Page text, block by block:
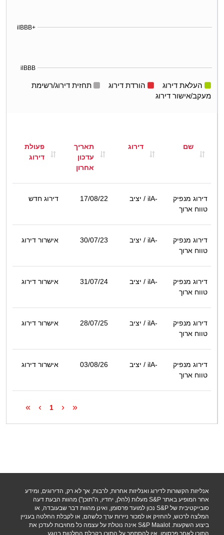
ilBBB
ilBBB+
העלאת דירוג הורדת דירוג
תחזית דירוג/רשימת
מעקב/אישור דירוג
שם דירוג
תאריך
עדכון
אחרון
פעולת
דירוג
דירוג מנפיק
טווח ארוך
ilA- / יציב 17/08/22 דירוג חדש
דירוג מנפיק
טווח ארוך
ilA- / יציב 30/07/23 אישרור דירוג
דירוג מנפיק
טווח ארוך
ilA- / יציב 31/07/24 אישרור דירוג
דירוג מנפיק
טווח ארוך
ilA- / יציב 28/07/25 אישרור דירוג
דירוג מנפיק
טווח ארוך
ilA- / יציב 03/08/26 אישרור דירוג
«
‹
1
›
»
אנליזות הקשורות לדירוג ואנליזות אחרות, לרבות, אך לא רק, הדירוגים, ומידע
אחר המופיע באתר S&P מעלות (להלן, יחדיו, ה"תוכן") מהוות הבעת דעה
סובייקטיבית של S&P נכון למועד פרסומן, ואינן מהוות דבר שבעובדה, או
המלצה לרכוש, להחזיק או למכור ניירות ערך כלשהם, או לקבלת החלטה בעניין
ביצוע השקעות. S&P Maalot אינה נוטלת על עצמה כל מחויבות לעדכן את